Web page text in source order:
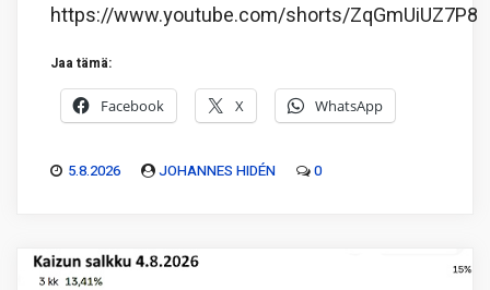
https://www.youtube.com/shorts/ZqGmUiUZ7P8
Jaa tämä:
Facebook X WhatsApp
5.8.2026 JOHANNES HIDÉN 0